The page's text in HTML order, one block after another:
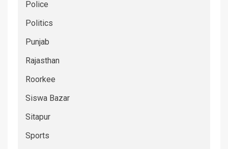
Police
Politics
Punjab
Rajasthan
Roorkee
Siswa Bazar
Sitapur
Sports